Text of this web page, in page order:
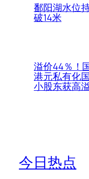
鄱阳湖水位
破14米
溢价44％！
港元私有化
小股东获高
今日热点